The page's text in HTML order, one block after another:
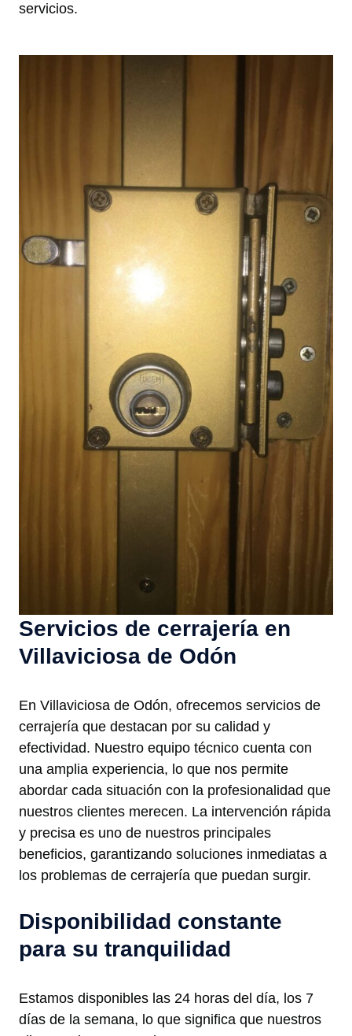
servicios.
Servicios de cerrajería en
Villaviciosa de Odón
En Villaviciosa de Odón, ofrecemos servicios de
cerrajería que destacan por su calidad y
efectividad. Nuestro equipo técnico cuenta con
una amplia experiencia, lo que nos permite
abordar cada situación con la profesionalidad que
nuestros clientes merecen. La intervención rápida
y precisa es uno de nuestros principales
beneficios, garantizando soluciones inmediatas a
los problemas de cerrajería que puedan surgir.
Disponibilidad constante
para su tranquilidad
Estamos disponibles las 24 horas del día, los 7
días de la semana, lo que significa que nuestros